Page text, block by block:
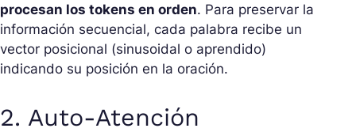
procesan los tokens en orden. Para preservar la
información secuencial, cada palabra recibe un
vector posicional (sinusoidal o aprendido)
indicando su posición en la oración.
2. Auto-Atención